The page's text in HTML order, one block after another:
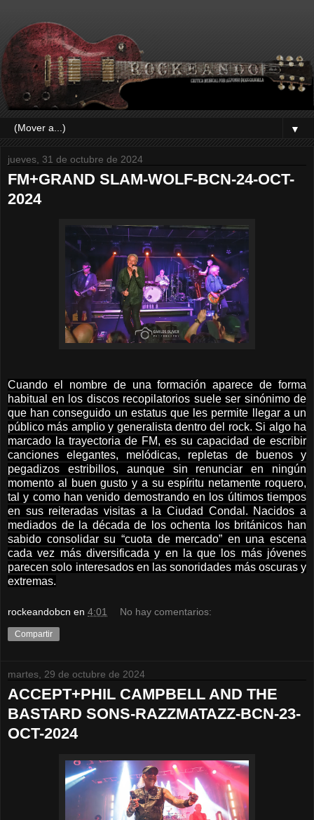
▼
jueves, 31 de octubre de 2024
FM+GRAND SLAM-WOLF-BCN-24-OCT-
2024
Cuando el nombre de una formación aparece de forma
habitual en los discos recopilatorios suele ser sinónimo de
que han conseguido un estatus que les permite llegar a un
público más amplio y generalista dentro del rock. Si algo ha
marcado la trayectoria de FM, es su capacidad de escribir
canciones elegantes, melódicas, repletas de buenos y
pegadizos estribillos, aunque sin renunciar en ningún
momento al buen gusto y a su espíritu netamente roquero,
tal y como han venido demostrando en los últimos tiempos
en sus reiteradas visitas a la Ciudad Condal. Nacidos a
mediados de la década de los ochenta los británicos han
sabido consolidar su “cuota de mercado” en una escena
cada vez más diversificada y en la que los más jóvenes
parecen solo interesados en las sonoridades más oscuras y
extremas.
rockeandobcn en 4:01 No hay comentarios:
Compartir
martes, 29 de octubre de 2024
ACCEPT+PHIL CAMPBELL AND THE
BASTARD SONS-RAZZMATAZZ-BCN-23-
OCT-2024